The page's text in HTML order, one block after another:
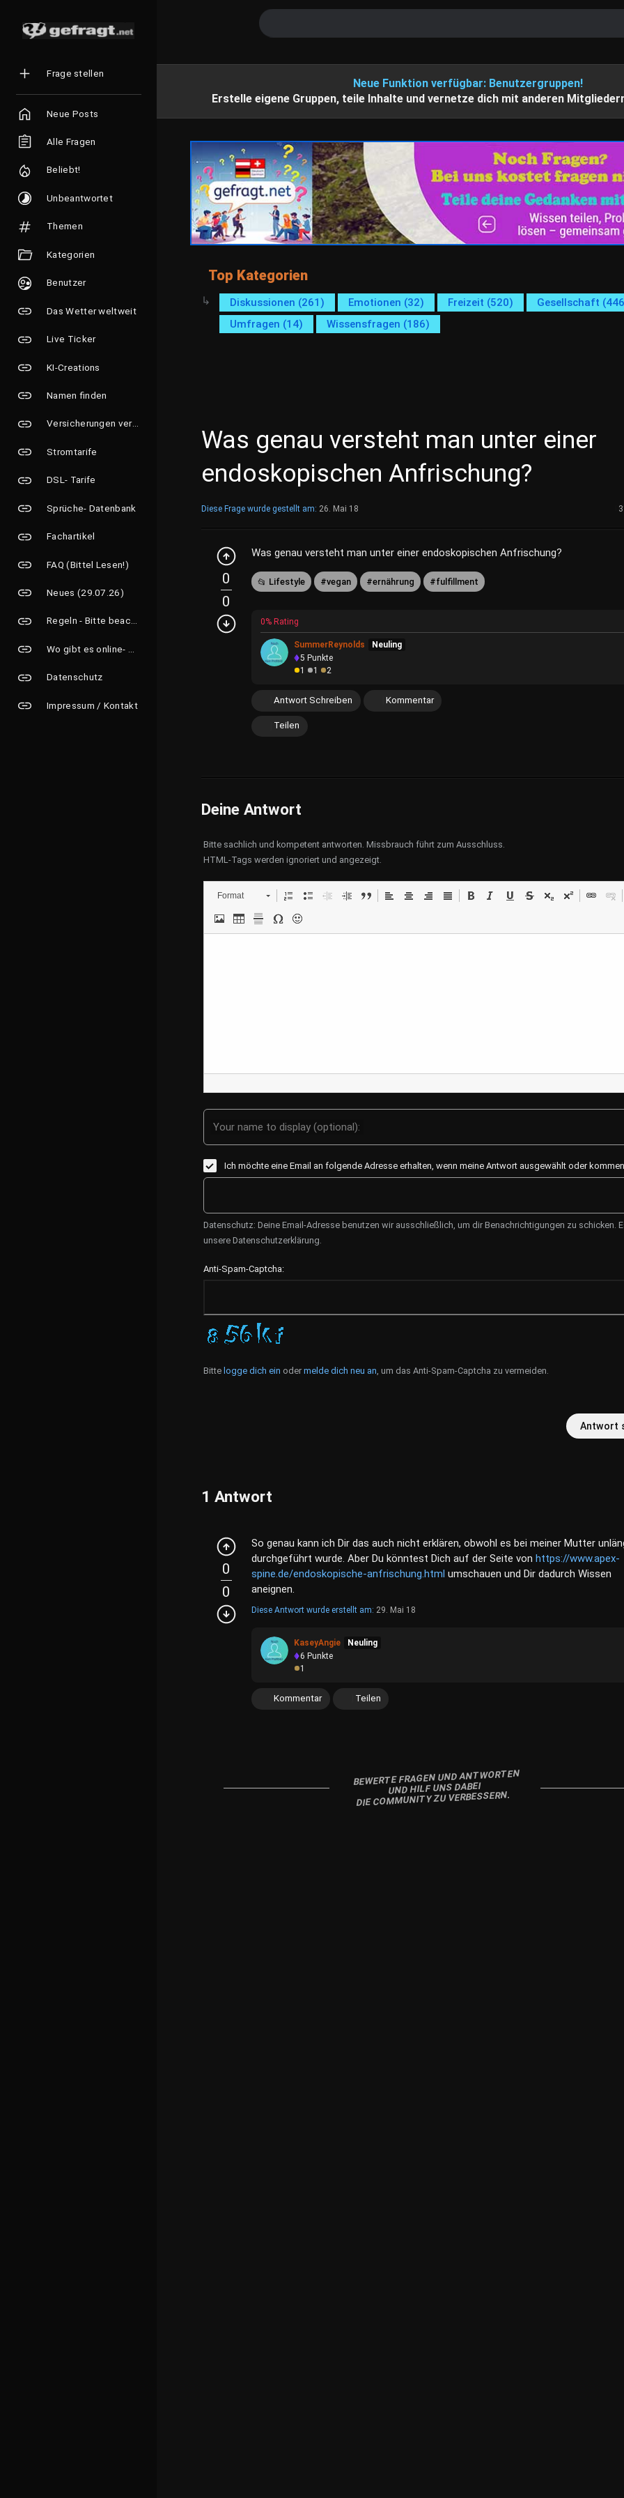
Neue Funktion verfügbar: Benutzergruppen!
Erstelle eigene Gruppen, teile Inhalte und vernetze dich mit anderen
Frage stellen
Neue Posts
Alle Fragen
Beliebt!
Unbeantwortet
Themen
Kategorien
Benutzer
Das Wetter weltweit
Live Ticker
KI-Creations
Namen finden
Versicherungen vergleichen
Stromtarife
DSL- Tarife
Sprüche- Datenbank
Fachartikel
FAQ (Bittel Lesen!)
Neues (29.07.26)
Regeln - Bitte beachten!
Wo gibt es online- Grusskarten?
Datenschutz
Impressum / Kontakt
Top Kategorien
Diskussionen (261) Emotionen (32) Freizeit (520) Gesellschaft
Umfragen (14)
Wissensfragen (186)
Was genau versteht man unter einer
endoskopischen Anfrischung?
Diese Frage wurde gestellt am: 26. Mai 18
0
0
Was genau versteht man unter einer endoskopischen Anfrischung?
Lifestyle vegan ernährung fulfillment
0% Rating
SummerReynolds
Neuling
5 Punkte
1
1 2
Antwort Schreiben Kommentar
Teilen
Deine Antwort
Bitte sachlich und kompetent antworten. Missbrauch führt zum Ausschluss.
HTML-Tags werden ignoriert und angezeigt.
Format
Your name to display (optional):
Ich möchte eine Email an folgende Adresse erhalten, wenn meine Antwort ausgewählt oder
Datenschutz: Deine Email-Adresse benutzen wir ausschließlich, um dir Benachrichtigungen zu schicken.
unsere Datenschutzerklärung.
Anti-Spam-Captcha:
Bitte logge dich ein oder melde dich neu an, um das Anti-Spam-Captcha zu vermeiden.
Antwort
1 Antwort
0
0
So genau kann ich Dir das auch nicht erklären, obwohl es bei meiner Mutter
durchgeführt wurde. Aber Du könntest Dich auf der Seite von https://www.apex-
spine.de/endoskopische-anfrischung.html umschauen und Dir dadurch Wissen
aneignen.
Diese Antwort wurde erstellt am: 29. Mai 18
KaseyAngie
Neuling
6 Punkte
1
Kommentar Teilen
BEWERTE FRAGEN UND ANTWORTEN
UND HILF UNS DABEI
DIE COMMUNITY ZU VERBESSERN.
trinken hat eine
in vielen Kulturen